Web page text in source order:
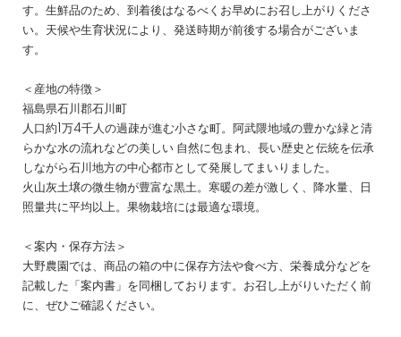
す。生鮮品のため、到着後はなるべくお早めにお召し上がりくださ
い。天候や生育状況により、発送時期が前後する場合がございま
す。
＜産地の特徴＞
福島県石川郡石川町
人口約1万4千人の過疎が進む小さな町。阿武隈地域の豊かな緑と清
らかな水の流れなどの美しい 自然に包まれ、長い歴史と伝統を伝承
しながら石川地方の中心都市として発展してまいりました。
火山灰土壌の微生物が豊富な黒土。寒暖の差が激しく、降水量、日
照量共に平均以上。果物栽培には最適な環境。
＜案内・保存方法＞
大野農園では、商品の箱の中に保存方法や食べ方、栄養成分などを
記載した「案内書」を同梱しております。お召し上がりいただく前
に、ぜひご確認ください。